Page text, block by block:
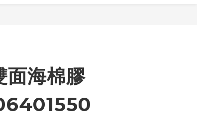
海棉膠